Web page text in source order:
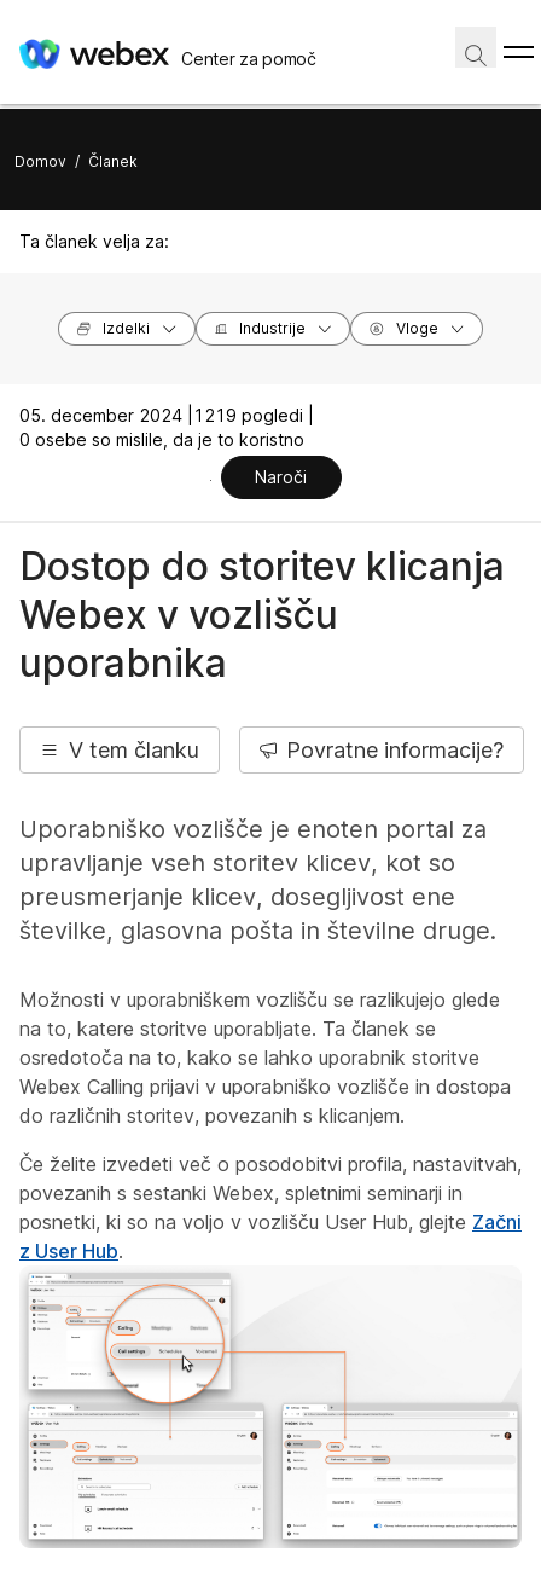
Center za pomoč
Domov / Članek
Ta članek velja za:
Izdelki Industrije Vloge
05. december 2024 |
1219 pogledi |
0 osebe so mislile, da je to koristno
Naroči
Dostop do storitev klicanja
Webex v vozlišču
uporabnika
V tem članku Povratne informacije?
Uporabniško vozlišče je enoten portal za
upravljanje vseh storitev klicev, kot so
preusmerjanje klicev, dosegljivost ene
številke, glasovna pošta in številne druge.
Možnosti v uporabniškem vozlišču se razlikujejo glede
na to, katere storitve uporabljate. Ta članek se
osredotoča na to, kako se lahko uporabnik storitve
Webex Calling prijavi v uporabniško vozlišče in dostopa
do različnih storitev, povezanih s klicanjem.
Če želite izvedeti več o posodobitvi profila, nastavitvah,
povezanih s sestanki Webex, spletnimi seminarji in
posnetki, ki so na voljo v vozlišču User Hub, glejte Začni
z User Hub.